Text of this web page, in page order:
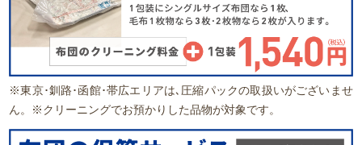
※東京･釧路･函館･帯広エリアは､圧縮パックの取扱いがございませ
ん。※クリーニングでお預かりした品物が対象です。